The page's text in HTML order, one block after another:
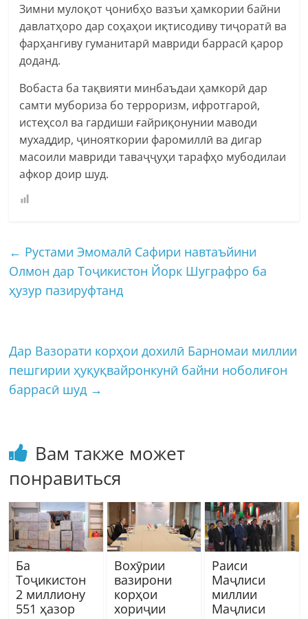
Зимни мулоқот ҷонибҳо вазъи ҳамкории байни
давлатҳоро дар соҳаҳои иқтисодиву тиҷоратӣ ва
фарҳангиву гуманитарӣ мавриди баррасӣ қарор
доданд.
Вобаста ба тақвияти минбаъдаи ҳамкорӣ дар
самти мубориза бо терроризм, ифротгароӣ,
истеҳсол ва гардиши ғайриқонунии маводи
мухаддир, ҷинояткории фаромиллӣ ва дигар
масоили мавриди таваҷҷуҳи тарафҳо мубодилаи
афкор доир шуд.
← Рустами Эмомалӣ Сафири навтаъйини
Олмон дар Тоҷикистон Йорк Шуграфро ба
ҳузур пазируфтанд
Дар Вазорати корҳои дохилӣ Барномаи миллии
пешгирии ҳуқуқвайронкунӣ байни ноболиғон
баррасӣ шуд →
Вам также может
понравиться
Ба
Тоҷикистон
2 миллиону
551 ҳазор
Вохӯрии
вазирони
корҳои
хориҷии
Раиси
Маҷлиси
миллии
Маҷлиси